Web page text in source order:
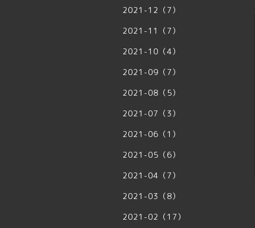
2021-12（7）
2021-11（7）
2021-10（4）
2021-09（7）
2021-08（5）
2021-07（3）
2021-06（1）
2021-05（6）
2021-04（7）
2021-03（8）
2021-02（17）